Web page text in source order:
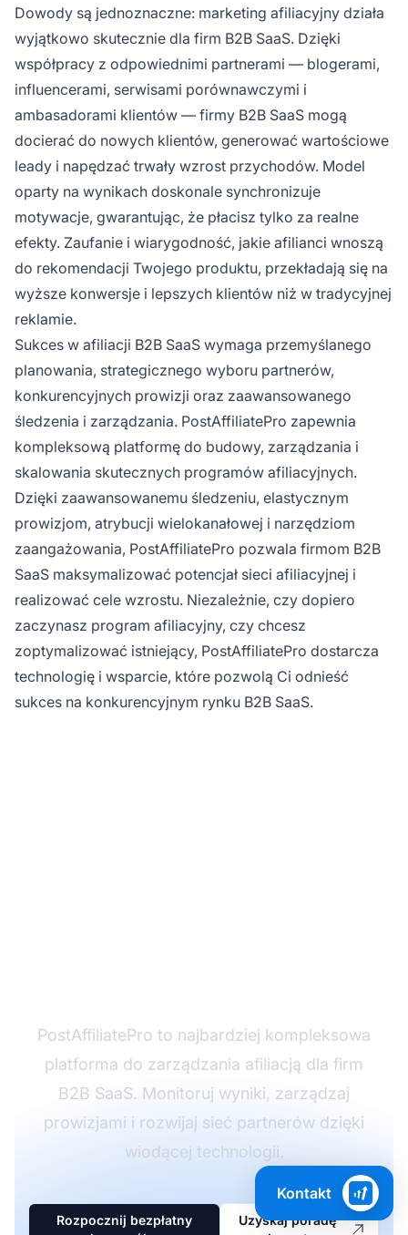
Dowody są jednoznaczne: marketing afiliacyjny działa
wyjątkowo skutecznie dla firm B2B SaaS. Dzięki
współpracy z odpowiednimi partnerami — blogerami,
influencerami, serwisami porównawczymi i
ambasadorami klientów — firmy B2B SaaS mogą
docierać do nowych klientów, generować wartościowe
leady i napędzać trwały wzrost przychodów. Model
oparty na wynikach doskonale synchronizuje
motywacje, gwarantując, że płacisz tylko za realne
efekty. Zaufanie i wiarygodność, jakie afilianci wnoszą
do rekomendacji Twojego produktu, przekładają się na
wyższe konwersje i lepszych klientów niż w tradycyjnej
reklamie.
Sukces w afiliacji B2B SaaS wymaga przemyślanego
planowania, strategicznego wyboru partnerów,
konkurencyjnych prowizji oraz zaawansowanego
śledzenia i zarządzania. PostAffiliatePro zapewnia
kompleksową platformę do budowy, zarządzania i
skalowania skutecznych programów afiliacyjnych.
Dzięki zaawansowanemu śledzeniu, elastycznym
prowizjom, atrybucji wielokanałowej i narzędziom
zaangażowania, PostAffiliatePro pozwala firmom B2B
SaaS maksymalizować potencjał sieci afiliacyjnej i
realizować cele wzrostu. Niezależnie, czy dopiero
zaczynasz program afiliacyjny, czy chcesz
zoptymalizować istniejący, PostAffiliatePro dostarcza
technologię i wsparcie, które pozwolą Ci odnieść
sukces na konkurencyjnym rynku B2B SaaS.
PostAffiliatePro to najbardziej kompleksowa
platforma do zarządzania afiliacją dla firm
B2B SaaS. Monitoruj wyniki, zarządzaj
prowizjami i rozwijaj sieć partnerów dzięki
wiodącej technologii.
Rozpocznij bezpłatny
Uzyskaj poradę
Kontakt